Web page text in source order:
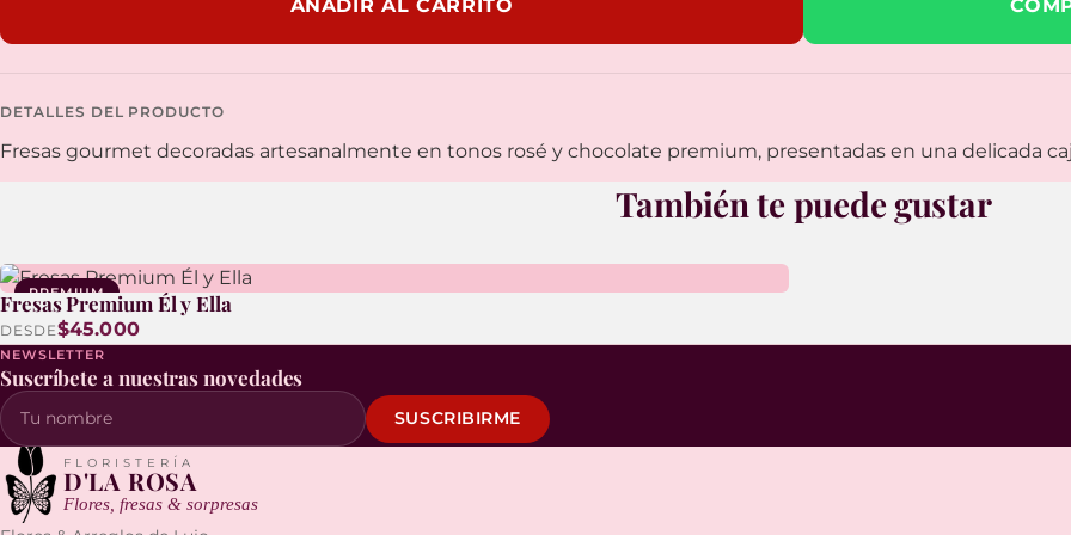
AÑADIR AL CARRITO
DETALLES DEL PRODUCTO
Fresas gourmet decoradas artesanalmente en tonos rosé y chocolate premium, presentadas en una delicada
También te puede gustar
PREMIUM
Fresas Premium Él y Ella
DESDE$45.000
NEWSLETTER
Suscríbete a nuestras novedades
Tu nombre
SUSCRIBIRME
FLORISTERÍA
D'LA ROSA
Flores, fresas & sorpresas